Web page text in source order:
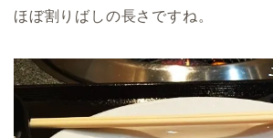
ほぼ割りばしの長さですね。